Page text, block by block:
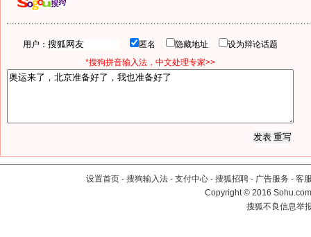
用户： 匿名 隐藏地址
设为辩论话题
*搜狗拼音输入法，中文处理专家>>
设置首页 - 搜狗输入法 - 支付中心 - 搜狐招聘 - 广告服务 - 客
Copyright©2016
搜狐不良信息举